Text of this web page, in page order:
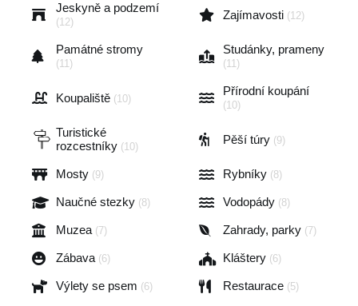
Jeskyně a podzemí
(12)
Zajímavosti (12)
Památné stromy
(11)
Studánky, prameny
(11)
Koupaliště (10)
Přírodní koupání
(10)
Turistické
rozcestníky (10)
Pěší túry (9)
Mosty (9) Rybníky (8)
Naučné stezky (8) Vodopády (8)
Muzea (7) Zahrady, parky (7)
Zábava (6) Kláštery (6)
Výlety se psem (6) Restaurace (5)